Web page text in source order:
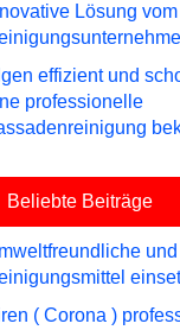
Lösung vom
effizient und
professionelle
Beliebte Beiträge
( Corona )